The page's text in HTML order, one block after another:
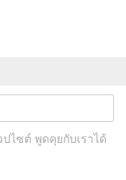
ไซต์ พูดคุยกับเราได้